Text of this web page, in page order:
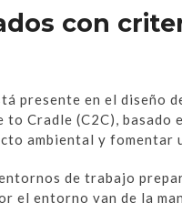
con
presente en el diseño
Cradle (C2C), basado
ambiental y fomentar
de trabajo
el entorno van de la